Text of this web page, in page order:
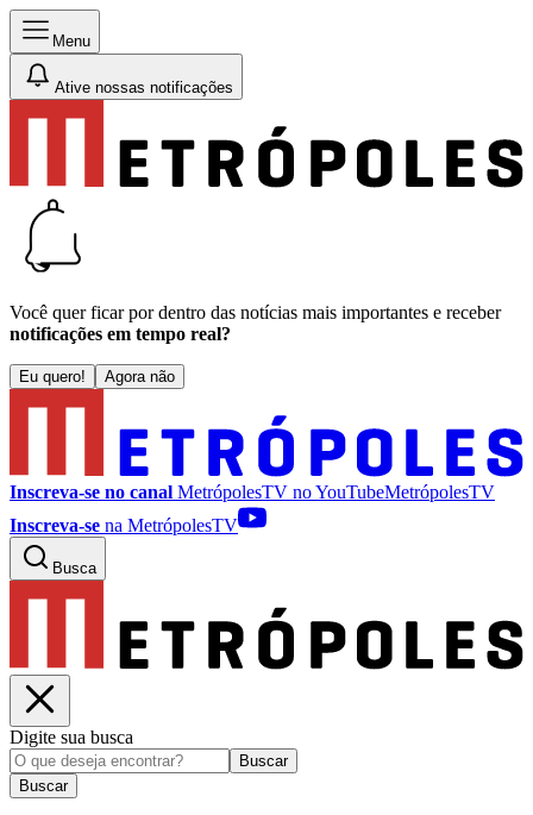
Menu
Ative nossas notificações
Você quer ficar por dentro das notícias mais importantes e receber
notificações em tempo real?
Eu quero! Agora não
Inscreva-se no canal MetrópolesTV noYouTubeMetrópolesTV
Inscreva-se na MetrópolesTV
Busca
Digite sua busca
Buscar
Buscar